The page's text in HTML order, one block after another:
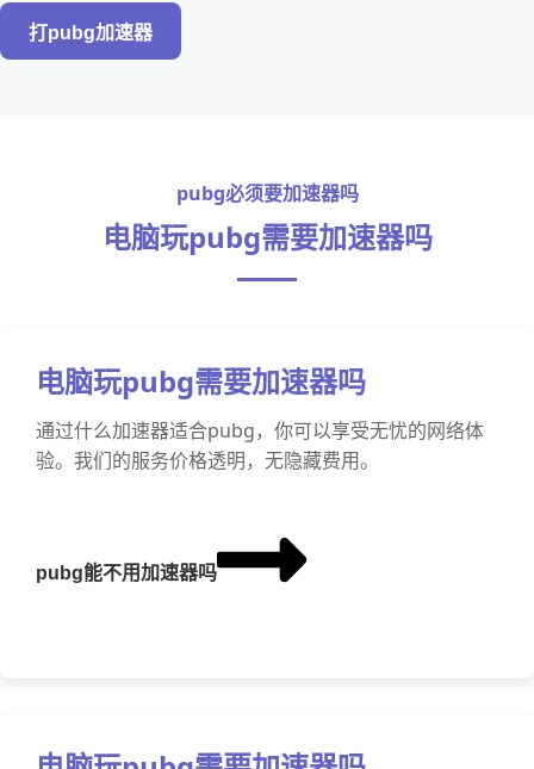
打pubg加速器
pubg必须要加速器吗
电脑玩pubg需要加速器吗
电脑玩pubg需要加速器吗
通过什么加速器适合pubg，你可以享受无忧的网络体
验。我们的服务价格透明，无隐藏费用。
pubg能不用加速器吗